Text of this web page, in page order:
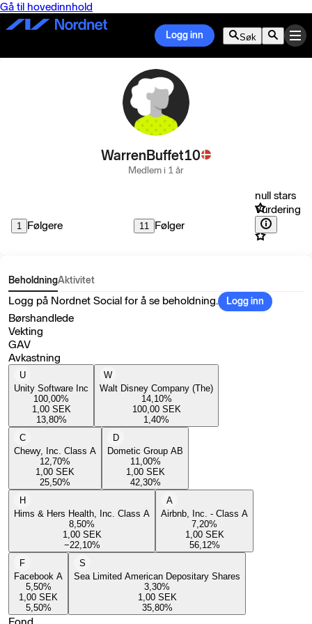
Gå til hovedinnhold
Logg inn Søk
WarrenBuffet10
Medlem i 1 år
1 Følgere 11 Følger
null stars
Vurdering
BeholdningAktivitet
Logg på Nordnet Social for å se beholdning. Logg inn
Børshandlede
Vekting
GAV
Avkastning
U
Unity Software Inc
100,00%
1,00 SEK
13,80%
W
Walt Disney Company (The)
14,10%
100,00 SEK
1,40%
C
Chewy, Inc. Class A
12,70%
1,00 SEK
25,50%
D
Dometic Group AB
11,00%
1,00 SEK
42,30%
H
Hims & Hers Health, Inc. Class A
8,50%
1,00 SEK
−22,10%
A
Airbnb, Inc. - Class A
7,20%
1,00 SEK
56,12%
F
Facebook A
5,50%
1,00 SEK
5,50%
S
Sea Limited American Depositary Shares
3,30%
1,00 SEK
35,80%